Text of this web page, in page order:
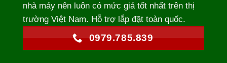
nhà máy nên luôn có mức giá tốt nhất trên thị
trường Việt Nam. Hỗ trợ lắp đặt toàn quốc.
0979.785.839